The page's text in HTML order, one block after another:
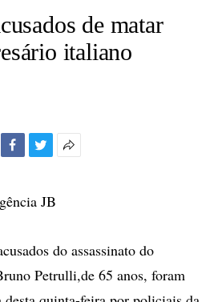
de matar
italiano
JB
do assassinato do
Petrulli,de 65 anos, foram